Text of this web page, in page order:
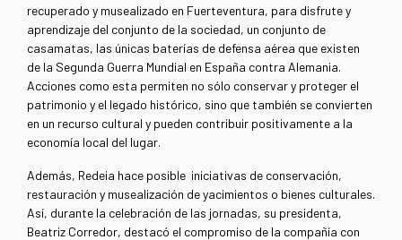
recuperado y musealizado en Fuerteventura, para disfrute y
aprendizaje del conjunto de la sociedad, un conjunto de
casamatas, las únicas baterías de defensa aérea que existen
de la Segunda Guerra Mundial en España contra Alemania.
Acciones como esta permiten no sólo conservar y proteger el
patrimonio y el legado histórico, sino que también se convierten
en un recurso cultural y pueden contribuir positivamente a la
economía local del lugar.
Además, Redeia hace posible iniciativas de conservación,
restauración y musealización de yacimientos o bienes culturales.
Así, durante la celebración de las jornadas, su presidenta,
Beatriz Corredor, destacó el compromiso de la compañía con